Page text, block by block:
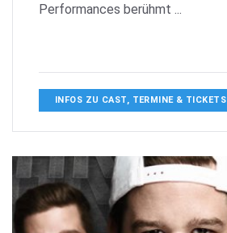
Performances berühmt ...
INFOS ZU CAST, TERMINE & TICKETS